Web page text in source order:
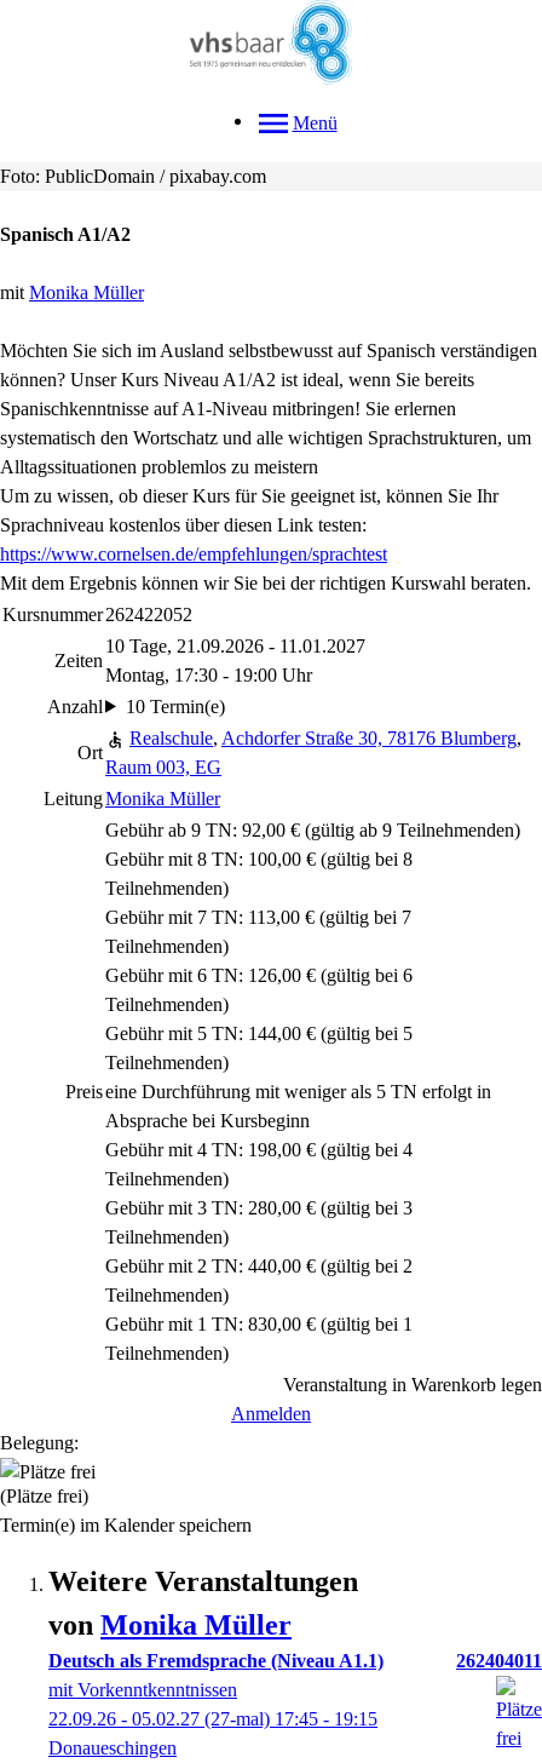
Menü
Foto: PublicDomain / pixabay.com
Spanisch A1/A2
mit Monika Müller
Möchten Sie sich im Ausland selbstbewusst auf Spanisch verständigen
können? Unser Kurs Niveau A1/A2 ist ideal, wenn Sie bereits
Spanischkenntnisse auf A1-Niveau mitbringen! Sie erlernen
systematisch den Wortschatz und alle wichtigen Sprachstrukturen, um
Alltagssituationen problemlos zu meistern
Um zu wissen, ob dieser Kurs für Sie geeignet ist, können Sie Ihr
Sprachniveau kostenlos über diesen Link testen:
https://www.cornelsen.de/empfehlungen/sprachtest
Mit dem Ergebnis können wir Sie bei der richtigen Kurswahl beraten.
Kursnummer262422052
Zeiten
10 Tage, 21.09.2026 - 11.01.2027
Montag, 17:30 - 19:00 Uhr
Anzahl
10 Termin(e)
Ort
Realschule, Achdorfer Straße 30, 78176 Blumberg,
Raum 003, EG
LeitungMonika Müller
Preis
Gebühr ab 9 TN: 92,00 € (gültig ab 9 Teilnehmenden)
Gebühr mit 8 TN: 100,00 € (gültig bei 8
Teilnehmenden)
Gebühr mit 7 TN: 113,00 € (gültig bei 7
Teilnehmenden)
Gebühr mit 6 TN: 126,00 € (gültig bei 6
Teilnehmenden)
Gebühr mit 5 TN: 144,00 € (gültig bei 5
Teilnehmenden)
eine Durchführung mit weniger als 5 TN erfolgt in
Absprache bei Kursbeginn
Gebühr mit 4 TN: 198,00 € (gültig bei 4
Teilnehmenden)
Gebühr mit 3 TN: 280,00 € (gültig bei 3
Teilnehmenden)
Gebühr mit 2 TN: 440,00 € (gültig bei 2
Teilnehmenden)
Gebühr mit 1 TN: 830,00 € (gültig bei 1
Teilnehmenden)
Veranstaltung in Warenkorb legen
Anmelden
Belegung:
(Plätze frei)
Termin(e) im Kalender speichern
Weitere Veranstaltungen
von Monika Müller
Deutsch als Fremdsprache (Niveau A1.1)
262404011
mit Vorkenntkenntnissen
22.09.26 - 05.02.27 (27-mal) 17:45 - 19:15
Donaueschingen